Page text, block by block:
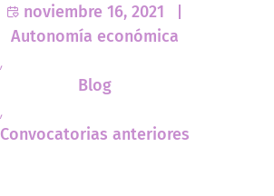
noviembre 16, 2021
Autonomía económica
,
Blog
,
Convocatorias anteriores